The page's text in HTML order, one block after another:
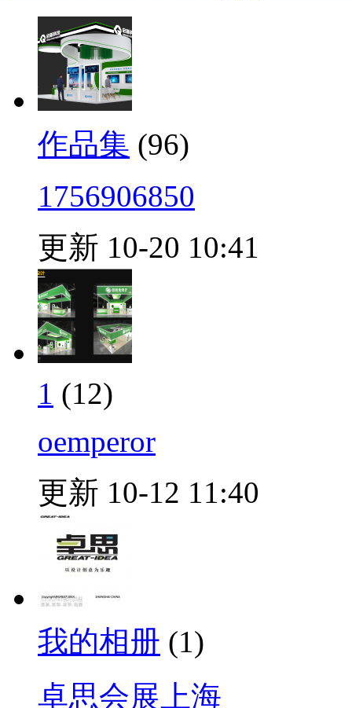
作品集 (96)
1756906850
更新 10-20 10:41
1 (12)
oemperor
更新 10-12 11:40
我的相册 (1)
卓思会展上海